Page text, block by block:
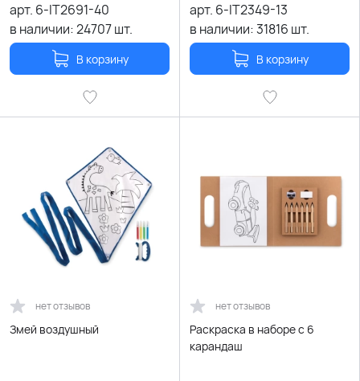
арт. 6-IT2691-40
в наличии:24707шт.
В корзину
арт. 6-IT2349-13
в наличии:31816 шт.
В корзину
нет отзывов
Змей воздушный
нет отзывов
Раскраска в наборе с 6
карандаш